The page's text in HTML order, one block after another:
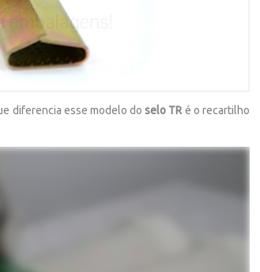
diferencia esse modelo doselo TR é o recartilho